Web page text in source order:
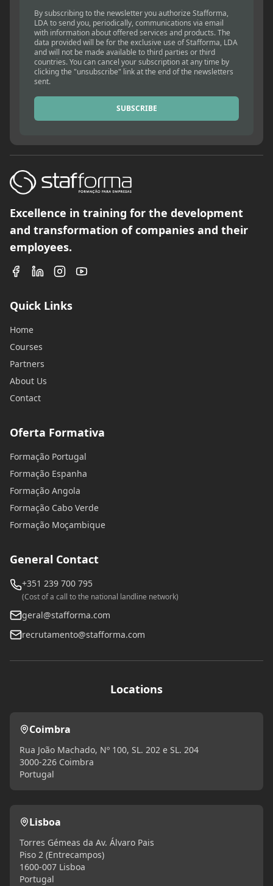
By subscribing to the newsletter you authorize Stafforma,
LDA to send you, periodically, communications via email
with information about offered services and products. The
data provided will be for the exclusive use of Stafforma, LDA
and will not be made available to third parties or third
countries. You can cancel your subscription at any time by
clicking the "unsubscribe" link at the end of the newsletters
sent.
SUBSCRIBE
Excellence in training for the development
and transformation of companies and their
employees.
Quick Links
Home
Courses
Partners
About Us
Contact
Oferta Formativa
Formação Portugal
Formação Espanha
Formação Angola
Formação Cabo Verde
Formação Moçambique
General Contact
+351 239 700 795
(Cost of a call to the national landline network)
geral@stafforma.com
recrutamento@stafforma.com
Locations
Coimbra
Rua João Machado, Nº 100, SL. 202 e SL. 204
3000-226 Coimbra
Portugal
Lisboa
Torres Gémeas da Av. Álvaro Pais
Piso 2 (Entrecampos)
1600-007 Lisboa
Portugal